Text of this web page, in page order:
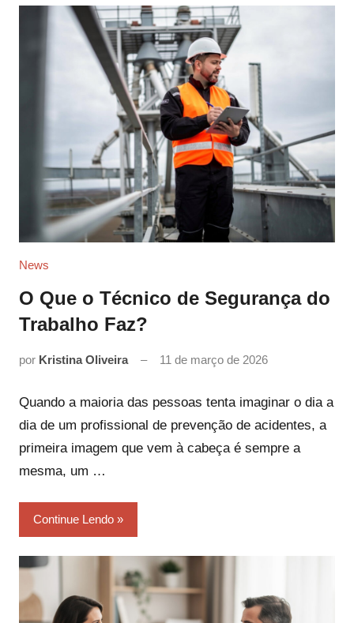
News
O Que o Técnico de Segurança do
Trabalho Faz?
por Kristina Oliveira 11 de março de 2026
Quando a maioria das pessoas tenta imaginar o dia a
dia de um profissional de prevenção de acidentes, a
primeira imagem que vem à cabeça é sempre a
mesma, um …
Continue Lendo